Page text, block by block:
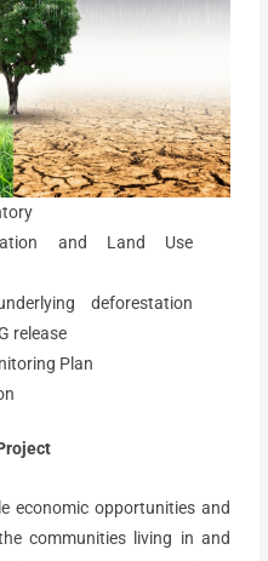
and Land Use
deforestation
release
Plan
economic opportunities and
communities living in and